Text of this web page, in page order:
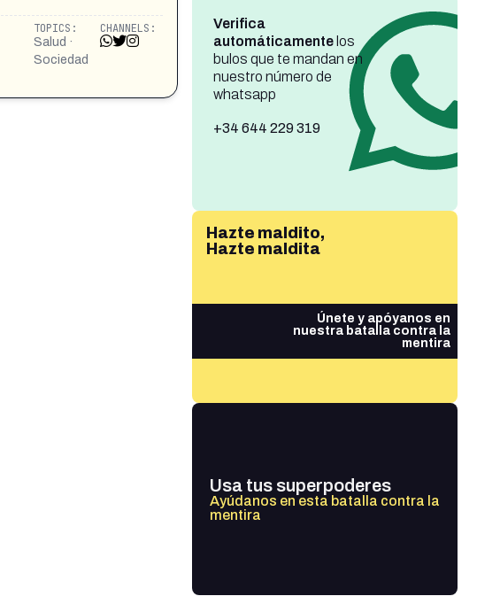
TOPICS:
Salud ·
Sociedad
CHANNELS:
Verifica
automáticamentelos
bulos que te mandan en
nuestro número de
whatsapp
+34 644 229 319
Hazte maldito,
Hazte maldita
Únete y apóyanos en
nuestra batalla contra la
mentira
Usa tus superpoderes
Ayúdanos en esta batalla contra la
mentira